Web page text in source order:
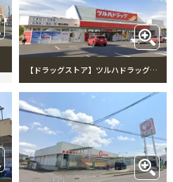
【ドラッグストア】ツルハドラッグ郡山堤店まで288m ツルハドラッグ郡山堤店